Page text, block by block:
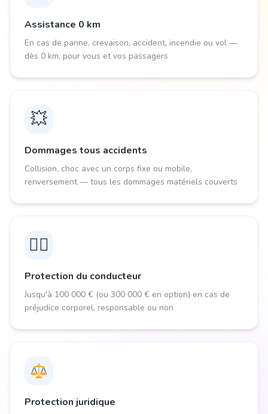
Assistance 0 km
En cas de panne, crevaison, accident, incendie ou vol —
dès 0 km, pour vous et vos passagers
💥
Dommages tous accidents
Collision, choc avec un corps fixe ou mobile,
renversement — tous les dommages matériels couverts
🧑‍⚕️
Protection du conducteur
Jusqu'à 100 000 € (ou 300 000 € en option) en cas de
préjudice corporel, responsable ou non
Protection juridique